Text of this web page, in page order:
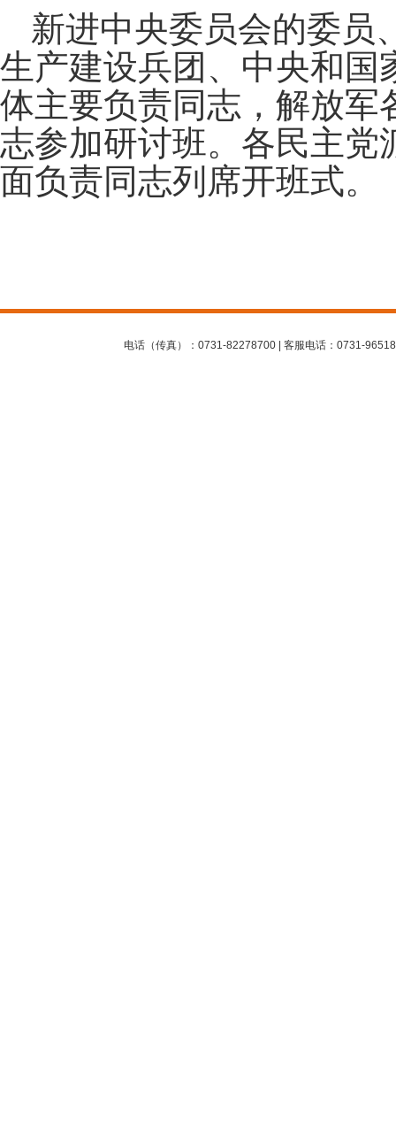
新进中央委员会的委员
生产建设兵团、中央和国
体主要负责同志，解放军
志参加研讨班。各民主
面负责同志列席开班式。
电话（传真）：0731-82278700 | 客服电话：0731-